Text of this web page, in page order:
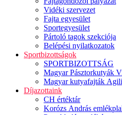
Vidéki szervezet
Fajta egyesület
Sportegyesület
Pártoló tagok szekciója
Belépési nyilatkozatok
Sportbizottságok
SPORTBIZOTTSÁG
Magyar Pásztorkutyák
Magyar kutyafajták
Díjazottaink
CH értéktár
Korózs András